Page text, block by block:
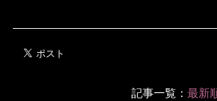
記事一覧： 最新